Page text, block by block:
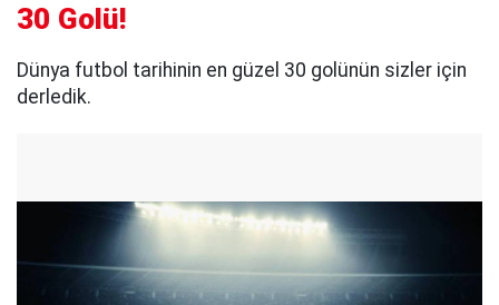
30 Golü!
Dünya futbol tarihinin en güzel 30 golünün sizler için
derledik.